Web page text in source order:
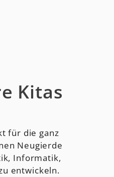
Kitas
für die ganz
Neugierde
Informatik,
entwickeln.